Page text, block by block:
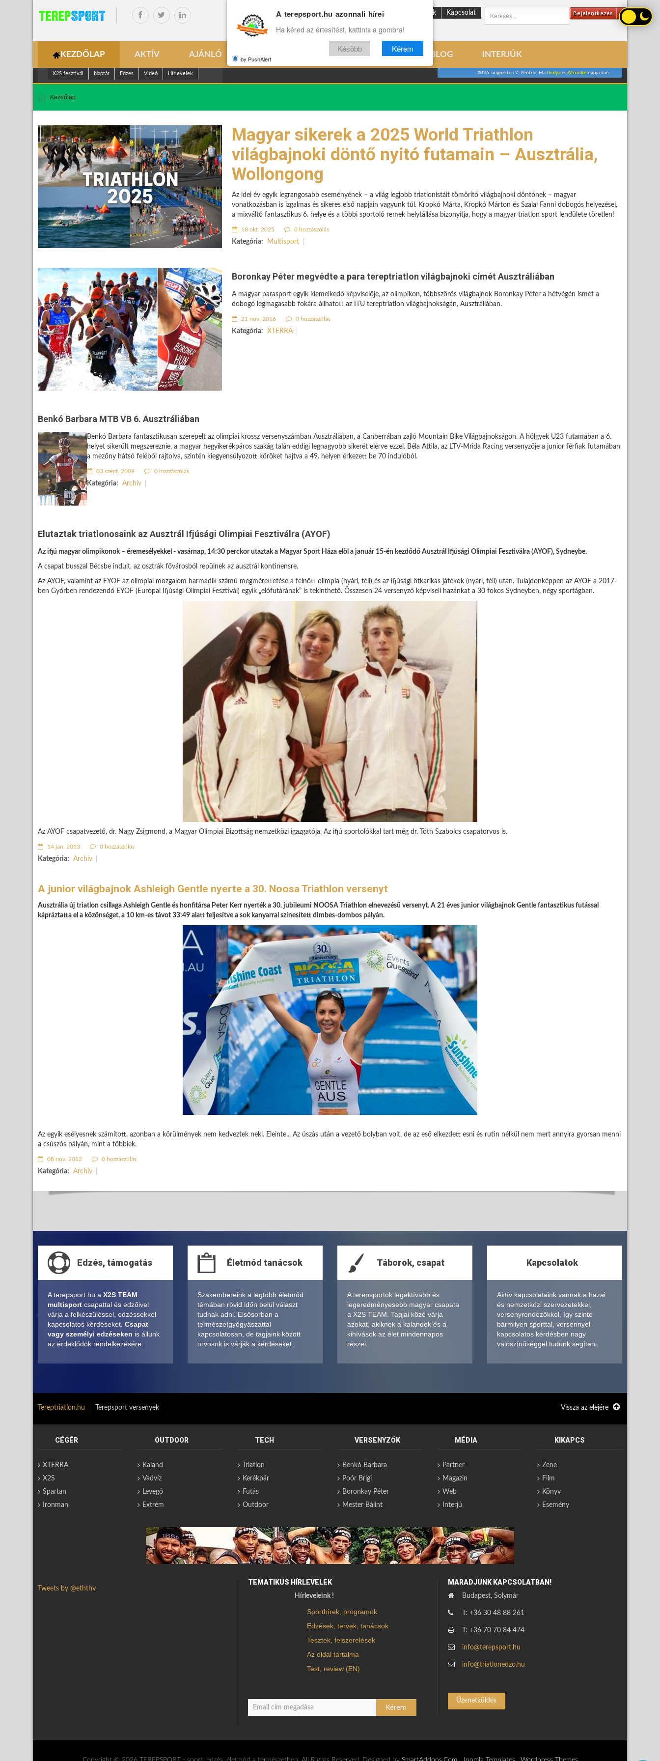
Bejelentkezés
ENG Reviews Archívum Rólunk Kapcsolat
KEZDŐLAP AKTÍV AJÁNLÓ ÉLETMÓD VILÁG BLOG INTERJÚK
X2S fesztivál Naptár Edzes Videó Hírlevelek 2026. augusztus 7. Péntek Ma Ibolyaés Afroditénapja van.
Kezdőlap
Magyar sikerek a 2025 World Triathlon
világbajnoki döntő nyitó futamain – Ausztrália,
Wollongong
Az idei év egyik legrangosabb eseményének – a világ legjobb triatlonistáit tömörítő világbajnoki döntőnek – magyar
vonatkozásban is izgalmas és sikeres első napjain vagyunk túl. Kropkó Márta, Kropkó Márton és Szalai Fanni dobogós helyezései,
a mixváltó fantasztikus 6. helye és a többi sportoló remek helytállása bizonyítja, hogy a magyar triatlon sport lendülete töretlen!
18 okt. 2025 0 hozzászólás
Kategória: Multisport
Boronkay Péter megvédte a para tereptriatlon világbajnoki címét Ausztráliában
A magyar parasport egyik kiemelkedő képviselője, az olimpikon, többszörös világbajnok Boronkay Péter a hétvégén ismét a
dobogó legmagasabb fokára állhatott az ITU tereptriatlon világbajnokságán, Ausztráliában.
21 nov. 2016 0 hozzászólás
Kategória: XTERRA
Benkó Barbara MTB VB 6. Ausztráliában
Benkó Barbara fantasztikusan szerepelt az olimpiai krossz versenyszámban Ausztráliában, a Canberrában zajló Mountain Bike Világbajnokságon. A hölgyek U23 futamában a 6.
helyet sikerült megszereznie, a magyar hegyikerékpáros szakág talán eddigi legnagyobb sikerét elérve ezzel. Béla Attila, az LTV-Mrida Racing versenyzője a junior férfiak futamában
a mezőny hátsó feléből rajtolva, szintén kiegyensúlyozott köröket hajtva a 49. helyen érkezett be 70 indulóból.
03 szept. 2009 0 hozzászólás
Kategória: Archív
Elutaztak triatlonosaink az Ausztrál Ifjúsági Olimpiai Fesztiválra (AYOF)
Az ifjú magyar olimpikonok – éremesélyekkel - vasárnap, 14:30 perckor utaztak a Magyar Sport Háza elöl a január 15-én kezdődő Ausztrál Ifjúsági Olimpiai Fesztiválra (AYOF), Sydneybe.
A csapat busszal Bécsbe indult, az osztrák fővárosból repülnek az ausztrál kontinensre.
Az AYOF, valamint az EYOF az olimpiai mozgalom harmadik számú megmérettetése a felnőtt olimpia (nyári, téli) és az ifjúsági ötkarikás játékok (nyári, téli) után. Tulajdonképpen az AYOF a 2017-
ben Győrben rendezendő EYOF (Európai Ifjúsági Olimpiai Fesztivál) egyik „előfutárának” is tekinthető. Összesen 24 versenyző képviseli hazánkat a 30 fokos Sydneyben, négy sportágban.
Az AYOF csapatvezető, dr. Nagy Zsigmond, a Magyar Olimpiai Bizottság nemzetközi igazgatója. Az ifjú sportolókkal tart még dr. Tóth Szabolcs csapatorvos is.
14 jan. 2013 0 hozzászólás
Kategória: Archív
A junior világbajnok Ashleigh Gentle nyerte a 30. Noosa Triathlon versenyt
Ausztrália új triatlon csillaga Ashleigh Gentle és honfitársa Peter Kerr nyerték a 30. jubileumi NOOSA Triathlon elnevezésű versenyt. A 21 éves junior világbajnok Gentle fantasztikus futással
kápráztatta el a közönséget, a 10 km-es távot 33:49 alatt teljesítve a sok kanyarral színesített dimbes-dombos pályán.
Az egyik esélyesnek számított, azonban a körülmények nem kedveztek neki. Eleinte... Az úszás után a vezető bolyban volt, de az eső elkezdett esni és rutin nélkül nem mert annyira gyorsan menni
a csúszós pályán, mint a többiek.
08 nov. 2012 0 hozzászólás
Kategória: Archív
Edzés, támogatás
A terepsport.hu a X2S TEAM
multisport csapattal és edzőivel
várja a felkészüléssel, edzéssekkel
kapcsolatos kérdéseket. Csapat
vagy személyi edzéseken is állunk
az érdeklődök rendelkezésére.
Életmód tanácsok
Szakembereink a legtöbb életmód
témában rövid időn belül választ
tudnak adni. Elsősorban a
természetgyógyászattal
kapcsolatosan, de tagjaink között
orvosok is várják a kérdéseket.
Táborok, csapat
A terepsportok legaktívabb és
legeredményesebb magyar csapata
a X2S TEAM. Tagjai közé várja
azokat, akiknek a kalandok és a
kihívások az élet mindennapos
részei.
Kapcsolatok
Aktív kapcsolataink vannak a hazai
és nemzetközi szervezetekkel,
versenyrendezőkkel, így szinte
bármilyen sporttal, versennyel
kapcsolatos kérdésben nagy
valószínűséggel tudunk segíteni.
Tereptriatlon.hu Terepsport versenyek Vissza az elejére
CÉGÉR
XTERRA
X2S
Spartan
Ironman
OUTDOOR
Kaland
Vadvíz
Levegő
Extrém
TECH
Triatlon
Kerékpár
Futás
Outdoor
VERSENYZŐK
Benkó Barbara
Poór Brigi
Boronkay Péter
Mester Bálint
MÉDIA
Partner
Magazin
Web
Interjú
KIKAPCS
Zene
Film
Könyv
Esemény
Tweets by @eththv
TEMATIKUS HÍRLEVELEK
Hírleveleink !
Sporthírek, programok
Edzések, tervek, tanácsok
Tesztek, felszerelések
Az oldal tartalma
Test, review (EN)
MARADJUNK KAPCSOLATBAN!
Budapest, Solymár
T: +36 30 48 88 261
T: +36 70 70 84 474
info@terepsport.hu
info@triatlonedzo.hu
Üzenetküldés
A terepsport.hu azonnali hírei
Ha kéred az értesítést, kattints a gombra!
Késöbb Kérem
by PushAlert